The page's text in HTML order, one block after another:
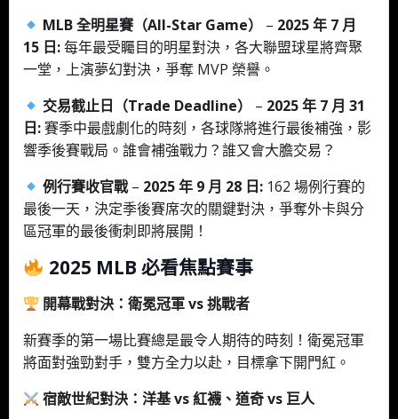
MLB 全明星賽（All-Star Game）
– 2025 年 7 月
15 日:每年最受矚目的明星對決，各大聯盟球星將齊聚
一堂，上演夢幻對決，爭奪 MVP 榮譽。
交易截止日（Trade Deadline）
– 2025 年 7 月 31
日:賽季中最戲劇化的時刻，各球隊將進行最後補強，影
響季後賽戰局。誰會補強戰力？誰又會大膽交易？
例行賽收官戰– 2025 年 9 月 28 日: 162 場例行賽的
最後一天，決定季後賽席次的關鍵對決，爭奪外卡與分
區冠軍的最後衝刺即將展開！
2025 MLB 必看焦點賽事
開幕戰對決：衛冕冠軍 vs 挑戰者
新賽季的第一場比賽總是最令人期待的時刻！衛冕冠軍
將面對強勁對手，雙方全力以赴，目標拿下開門紅。
宿敵世紀對決：洋基 vs 紅襪、道奇 vs 巨人